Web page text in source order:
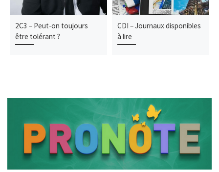
2C3 – Peut-on toujours
être tolérant ?
CDI – Journaux disponibles
à lire